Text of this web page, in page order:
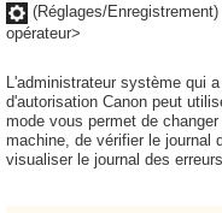
(Réglages/Enregistrement)
opérateur>
L'administrateur système qui
d'autorisation Canon peut
mode vous permet de
machine, de vérifier le journal
visualiser le journal des